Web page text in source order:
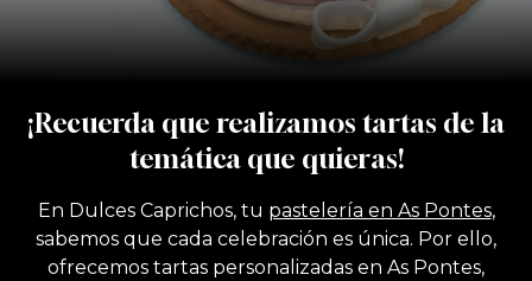
¡Recuerda que realizamos tartas de la
temática que quieras!
En Dulces Caprichos, tu pastelería en As Pontes,
sabemos que cada celebración es única. Por ello,
ofrecemos tartas personalizadas en As Pontes,